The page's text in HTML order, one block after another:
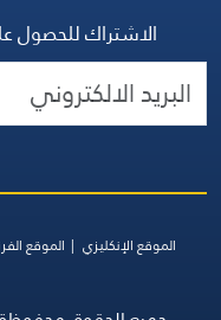
الاشتراك
الموقع الإنكليزي الموقع